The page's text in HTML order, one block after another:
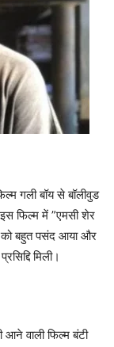
गली बॉय से बॉलीवुड
फिल्म में ”एमसी शेर
को बहुत पसंद आया और
मिली।
आने वाली फिल्म बंटी